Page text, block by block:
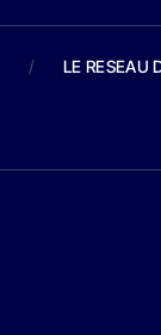
/ LE RESEAU